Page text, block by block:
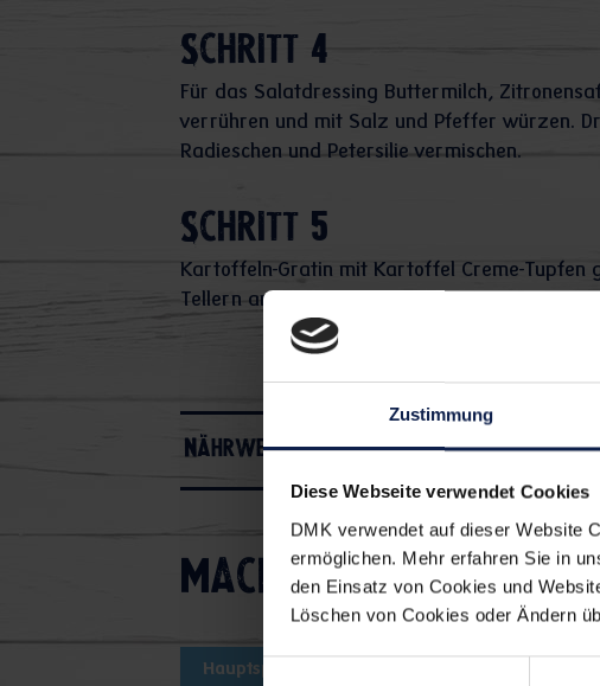
Zustimmung
Diese Webseite verwendet Cookies
DMK verwendet auf dieser Website
ermöglichen. Mehr erfahren Sie in
den Einsatz von Cookies und
Löschen von Cookies oder Ändern
Einwilligungsauswahl
Schritt 4
Für das Salatdressing Buttermilch,
verrühren und mit Salz und Pfeffer würzen.
Radieschen und Petersilie vermischen.
Schritt 5
Kartoffeln-Gratin mit Kartoffel Creme-Tupfen
Tellern anrichten und servieren.
Nährwerte
Macht's euch einfach
Hauptspeise